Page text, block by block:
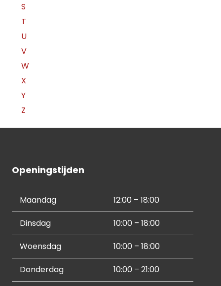
S
T
U
V
W
X
Y
Z
Openingstijden
Maandag 12:00 – 18:00
Dinsdag 10:00 – 18:00
Woensdag 10:00 – 18:00
Donderdag 10:00 – 21:00